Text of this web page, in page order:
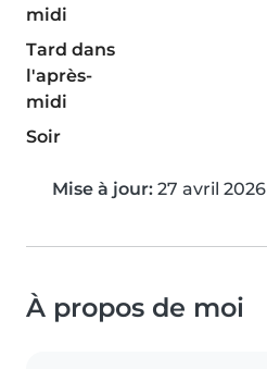
midi
Tard dans
l'après-
midi
Soir
Mise à jour: 27 avril 2026
À propos de moi